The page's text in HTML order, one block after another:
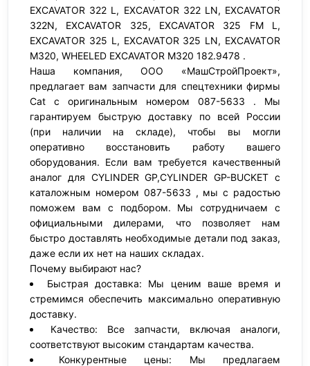
EXCAVATOR 322 L, EXCAVATOR 322 LN, EXCAVATOR
322N, EXCAVATOR 325, EXCAVATOR 325 FM L,
EXCAVATOR 325 L, EXCAVATOR 325 LN, EXCAVATOR
M320, WHEELED EXCAVATOR M320 182.9478 .
Наша компания, ООО «МашСтройПроект»,
предлагает вам запчасти для спецтехники фирмы
Cat с оригинальным номером 087-5633 . Мы
гарантируем быструю доставку по всей России
(при наличии на складе), чтобы вы могли
оперативно восстановить работу вашего
оборудования. Если вам требуется качественный
аналог для CYLINDER GP,CYLINDER GP-BUCKET с
каталожным номером 087-5633 , мы с радостью
поможем вам с подбором. Мы сотрудничаем с
официальными дилерами, что позволяет нам
быстро доставлять необходимые детали под заказ,
даже если их нет на наших складах.
Почему выбирают нас?
Быстрая доставка: Мы ценим ваше время и
стремимся обеспечить максимально оперативную
доставку.
Качество: Все запчасти, включая аналоги,
соответствуют высоким стандартам качества.
Конкурентные цены: Мы предлагаем